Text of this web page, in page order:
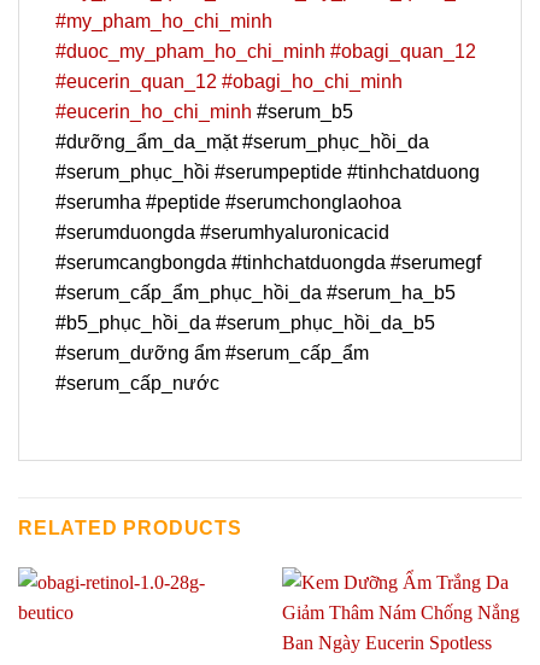
#my_pham_ho_chi_minh
#duoc_my_pham_ho_chi_minh #obagi_quan_12
#eucerin_quan_12 #obagi_ho_chi_minh
#eucerin_ho_chi_minh #serum_b5
#dưỡng_ẩm_da_mặt #serum_phục_hồi_da
#serum_phục_hồi #serumpeptide #tinhchatduong
#serumha #peptide #serumchonglaohoa
#serumduongda #serumhyaluronicacid
#serumcangbongda #tinhchatduongda #serumegf
#serum_cấp_ẩm_phục_hồi_da #serum_ha_b5
#b5_phục_hồi_da #serum_phục_hồi_da_b5
#serum_dưỡng ẩm #serum_cấp_ẩm
#serum_cấp_nước
RELATED PRODUCTS